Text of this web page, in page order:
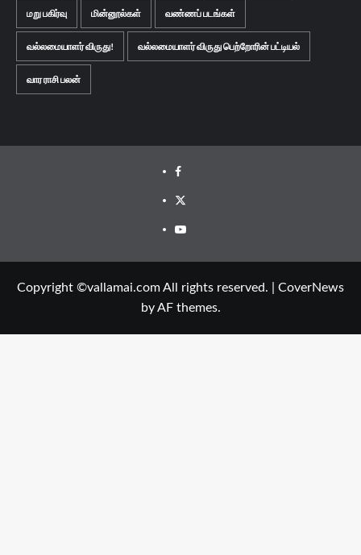
மறு பகிர்வு மின்னூல்கள் வண்ணப் படங்கள்
வல்லமையாளர் விருது! வல்லமையாளர் விருது பெற்றோரின் பட்டியல்
வார ராசி பலன்
Facebook
Twitter
Youtube
Copyright ©vallamai.com All rights reserved.
CoverNews
by AF themes.